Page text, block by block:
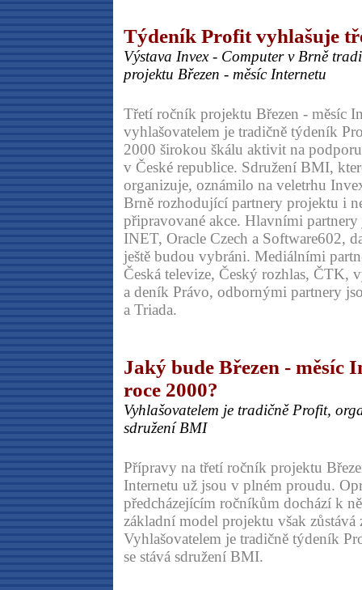
Týdeník Profit vyhlašuje
Výstava Invex - Computer v Brně
projektu Březen - měsíc Internetu
Třetí ročník projektu Březen - měsíc
vyhlašovatelem je tradičně týdeník
2000 širokou škálu aktivit na
v České republice. Sdružení BMI,
organizuje, oznámilo na veletrhu
Brně rozhodující partnery projektu i
připravované akce. Hlavními partnery
INET, Oracle Czech a Software602,
ještě budou vybráni. Mediálními
Česká televize, Český rozhlas, ČTK,
a deník Právo, odbornými partnery
a Triada.
Jaký bude Březen - měsíc
roce 2000?
Vyhlašovatelem je tradičně Profit,
sdružení BMI
Přípravy na třetí ročník projektu
Internetu už jsou v plném proudu.
předcházejícím ročníkům dochází k
základní model projektu však zůstává
Vyhlašovatelem je tradičně týdeník
se stává sdružení BMI.